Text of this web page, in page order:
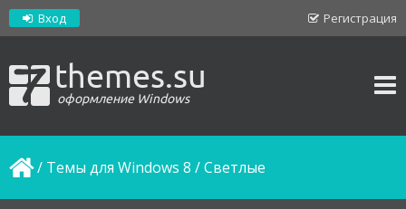
Регистрация
Вход
themes.su
оформление Windows
/ Темы для Windows 8 /Светлые